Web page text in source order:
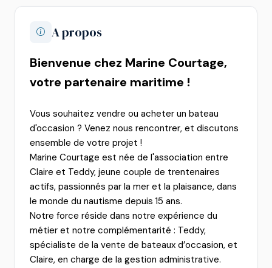
A propos
Bienvenue chez Marine Courtage,
votre partenaire maritime !
Vous souhaitez vendre ou acheter un bateau
d'occasion ? Venez nous rencontrer, et discutons
ensemble de votre projet !
Marine Courtage est née de l'association entre
Claire et Teddy, jeune couple de trentenaires
actifs, passionnés par la mer et la plaisance, dans
le monde du nautisme depuis 15 ans.
Notre force réside dans notre expérience du
métier et notre complémentarité : Teddy,
spécialiste de la vente de bateaux d’occasion, et
Claire, en charge de la gestion administrative.